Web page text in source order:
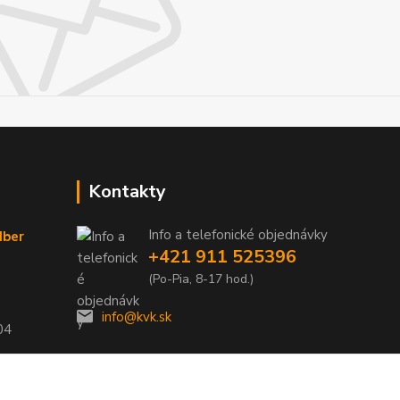
Kontakty
Info a telefonické objednávky
+421 911 525396
(Po-Pia, 8-17 hod.)
info@kvk.sk